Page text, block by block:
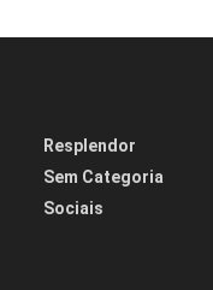
Resplendor
Sem Categoria
Sociais